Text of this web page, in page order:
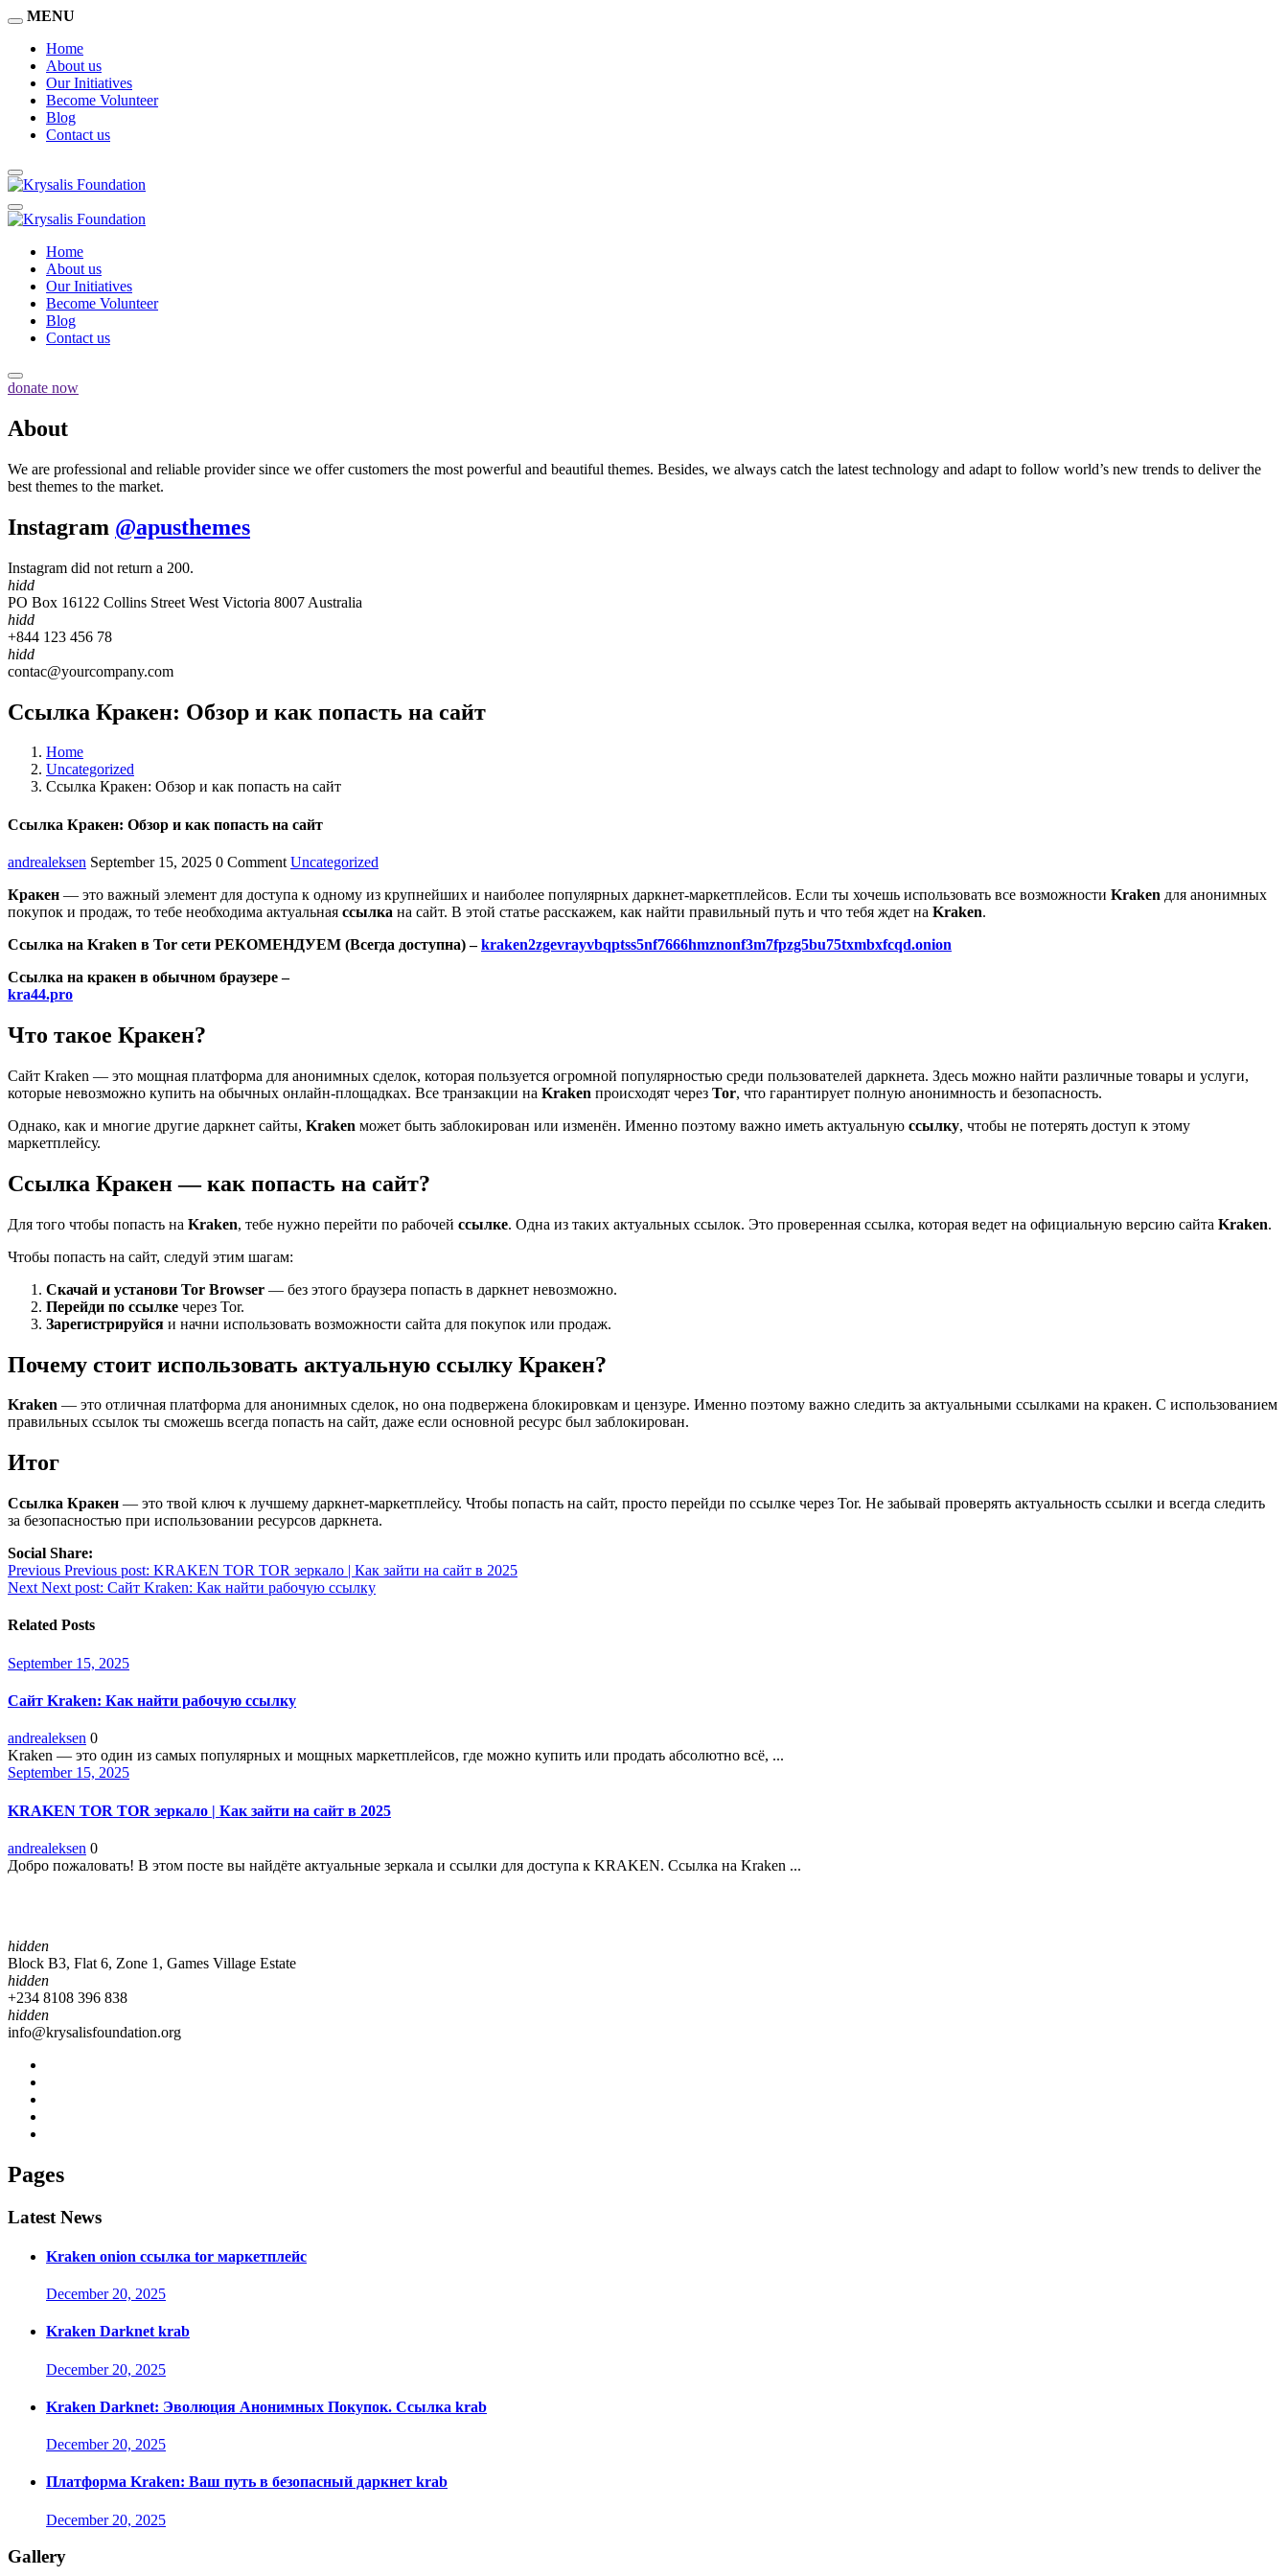
MENU
Home
About us
Our Initiatives
Become Volunteer
Blog
Contact us
Home
About us
Our Initiatives
Become Volunteer
Blog
Contact us
donate now
About
We are professional and reliable provider since we offer customers the most powerful and beautiful themes. Besides, we always catch the latest technology and adapt to follow world’s new trends to deliver the
best themes to the market.
Instagram @apusthemes
Instagram did not return a 200.
hidd
PO Box 16122 Collins Street West Victoria 8007 Australia
hidd
+844 123 456 78
hidd
contac@yourcompany.com
Ссылка Кракен: Обзор и как попасть на сайт
Home
Uncategorized
Ссылка Кракен: Обзор и как попасть на сайт
Ссылка Кракен: Обзор и как попасть на сайт
andrealeksen September 15, 2025 0 Comment Uncategorized
Кракен — это важный элемент для доступа к одному из крупнейших и наиболее популярных даркнет-маркетплейсов. Если ты хочешь использовать все возможности Kraken для анонимных
покупок и продаж, то тебе необходима актуальная ссылка на сайт. В этой статье расскажем, как найти правильный путь и что тебя ждет на Kraken.
Ссылка на Kraken в Tor сети РЕКОМЕНДУЕМ (Всегда доступна) –kraken2zgevrayvbqptss5nf7666hmznonf3m7fpzg5bu75txmbxfcqd.onion
Ссылка на кракен в обычном браузере –
kra44.pro
Что такое Кракен?
Сайт Kraken — это мощная платформа для анонимных сделок, которая пользуется огромной популярностью среди пользователей даркнета. Здесь можно найти различные товары и услуги,
которые невозможно купить на обычных онлайн-площадках. Все транзакции на Kraken происходят через Tor, что гарантирует полную анонимность и безопасность.
Однако, как и многие другие даркнет сайты, Kraken может быть заблокирован или изменён. Именно поэтому важно иметь актуальную ссылку, чтобы не потерять доступ к этому
маркетплейсу.
Ссылка Кракен— как попасть на сайт?
Для того чтобы попасть на Kraken, тебе нужно перейти по рабочей ссылке. Одна из таких актуальных ссылок. Это проверенная ссылка, которая ведет на официальную версию сайта Kraken.
Чтобы попасть на сайт, следуй этим шагам:
Скачай и установи Tor Browser — без этого браузера попасть в даркнет невозможно.
Перейди по ссылке через Tor.
Зарегистрируйся и начни использовать возможности сайта для покупок или продаж.
Почему стоит использовать актуальную ссылку Кракен?
Kraken — это отличная платформа для анонимных сделок, но она подвержена блокировкам и цензуре. Именно поэтому важно следить за актуальными ссылками на кракен. С использованием
правильных ссылок ты сможешь всегда попасть на сайт, даже если основной ресурс был заблокирован.
Итог
Ссылка Кракен — это твой ключ к лучшему даркнет-маркетплейсу. Чтобы попасть на сайт, просто перейди по ссылке через Tor. Не забывай проверять актуальность ссылки и всегда следить
за безопасностью при использовании ресурсов даркнета.
Social Share:
Post
navigation
Previous Previous post: KRAKEN TOR TOR зеркало | Как зайти на сайт в 2025
Next Next post: Сайт Kraken: Как найти рабочую ссылку
Related Posts
September 15, 2025
Сайт Kraken: Как найти рабочую ссылку
andrealeksen 0
Kraken — это один из самых популярных и мощных маркетплейсов, где можно купить или продать абсолютно всё, ...
September 15, 2025
KRAKEN TOR TOR зеркало | Как зайти на сайт в 2025
andrealeksen 0
Добро пожаловать! В этом посте вы найдёте актуальные зеркала и ссылки для доступа к KRAKEN. Ссылка на Kraken ...
hidden
Block B3, Flat 6, Zone 1, Games Village Estate
hidden
+234 8108 396 838
hidden
info@krysalisfoundation.org
Pages
Latest News
Kraken onion ссылка tor маркетплейс
December 20, 2025
Kraken Darknet krab
December 20, 2025
Kraken Darknet: Эволюция Анонимных Покупок. Ссылка krab
December 20, 2025
Платформа Kraken: Ваш путь в безопасный даркнет krab
December 20, 2025
Gallery